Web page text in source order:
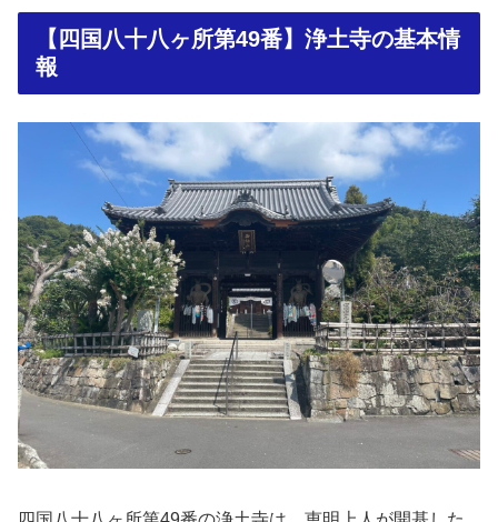
【四国八十八ヶ所第49番】浄土寺の基本情
報